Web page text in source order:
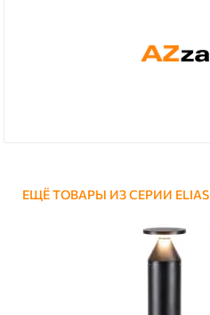
ЕЩЁ ТОВАРЫ ИЗ СЕРИИ ELIAS